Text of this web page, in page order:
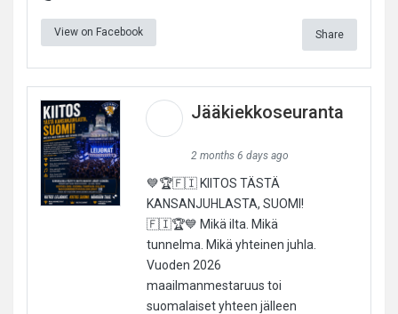
View on Facebook Share
Jääkiekkoseuranta
2 months 6 days ago
💙🏆🇫🇮 KIITOS TÄSTÄ
KANSANJUHLASTA, SUOMI!
🇫🇮🏆💙 Mikä ilta. Mikä
tunnelma. Mikä yhteinen juhla.
Vuoden 2026
maailmanmestaruus toi
suomalaiset yhteen jälleen